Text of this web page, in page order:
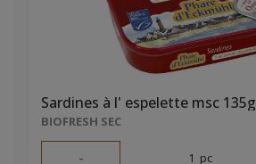
Sardines à l' espelette msc 135g
BIOFRESH SEC
- 1 pc